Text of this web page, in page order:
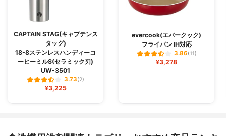
CAPTAIN STAG(キャプテンス
タッグ)
18-8ステンレスハンディーコ
ーヒーミルS(セラミック刃)
UW-3501
3.73(2)
¥3,225
evercook(エバークック)
フライパン IH対応
3.86(11)
¥3,278